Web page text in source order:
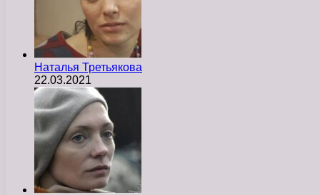
Наталья Третьякова
22.03.2021